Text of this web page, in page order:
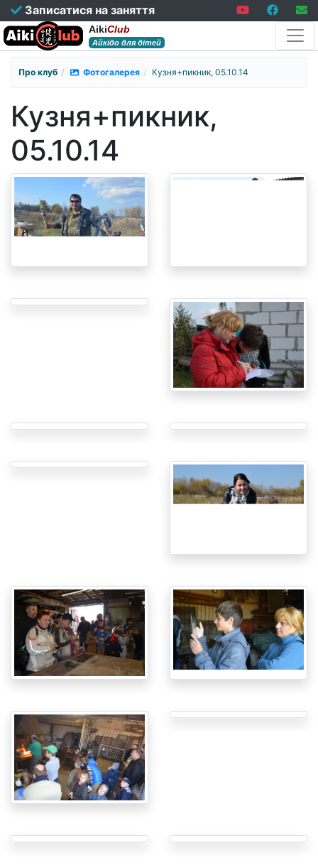
Записатися на заняття
AikiClub
Айкідо для дітей
Про клуб Фотогалерея Кузня+пикник, 05.10.14
Кузня+пикник,
05.10.14